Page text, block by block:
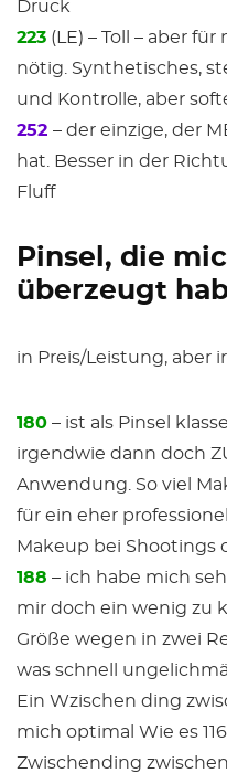
Druck
223 (LE) – Toll – aber
nötig. Synthetisches,
und Kontrolle, aber
252 – der einzige, der
hat. Besser in der
Fluff
Pinsel, die
überzeugt
in Preis/Leistung, aber
180 – ist als Pinsel
irgendwie dann doch
Anwendung. So viel
für ein eher
Makeup bei Shootings
188 – ich habe mich
mir doch ein wenig zu
Größe wegen in zwei
was schnell
Ein Wzischen ding
mich optimal Wie es
Zwischending zwischen